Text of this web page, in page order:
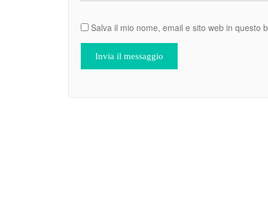
Salva il mio nome, email e sito web in questo